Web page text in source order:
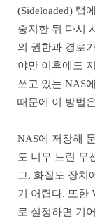
(Sideloaded) 탭
중지한 뒤 다시
의 권한과 경로
야만 이후에도
쓰고 있는 NAS
때문에 이 방법
NAS에 저장해
도 너무 느린 무
고, 화질도 장치
기 어렵다. 또한
로 설정하면 기